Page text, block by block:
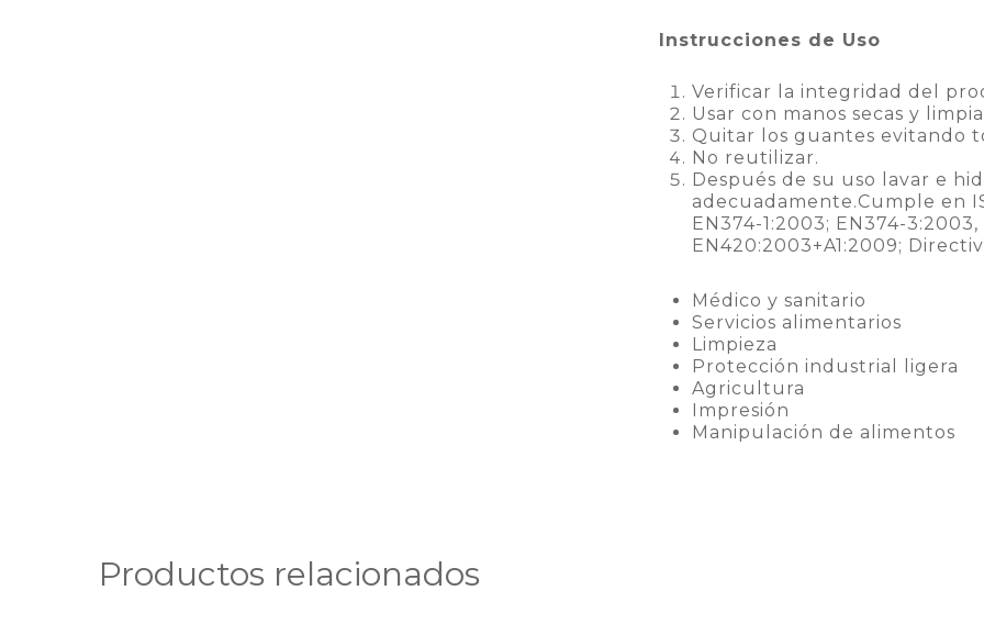
Instrucciones de Uso
Verificar la integridad del
Usar con manos secas y
Quitar los guantes evitando
No reutilizar.
Después de su uso lavar e
adecuadamente.Cumple en
EN374-1:2003; EN374-
EN420:2003+A1:2009;
Médico y sanitario
Servicios alimentarios
Limpieza
Protección industrial ligera
Agricultura
Impresión
Manipulación de alimentos
Productos relacionados